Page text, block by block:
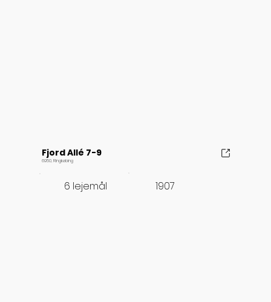
Fjord Allé 7-9
6950, Ringkøbing
6 lejemål 1907